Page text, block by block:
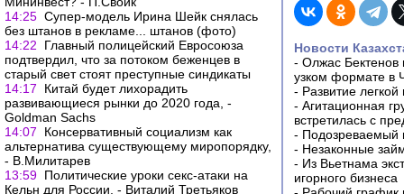
14:25 Супер-модель Ирина Шейк снялась
без штанов в рекламе... штанов (фото)
14:22
Главный полицейский Евросоюза
подтвердил, что за потоком беженцев в
старый свет стоят преступные синдикаты
14:17
Китай будет лихорадить
развивающиеся рынки до 2020 года, -
Goldman Sachs
14:07
Консервативный социализм как
альтернатива существующему миропорядку,
- В.Милитарев
13:59 Политические уроки секс-атаки на
Кельн для России, - Виталий Третьяков
Новости
- Олжас Бектенов
узком формате в
- Развитие
- Агитационная
встретилась с
- Подозреваемый
- Незаконные
- Из Вьетнама
игорного бизнеса